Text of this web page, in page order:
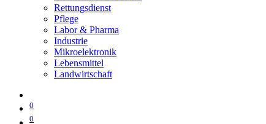
Rettungsdienst
Pflege
Labor & Pharma
Industrie
Mikroelektronik
Lebensmittel
Landwirtschaft
0
0